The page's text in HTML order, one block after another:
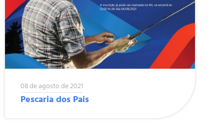
08 de agosto de 2021
Pescaria dos Pais